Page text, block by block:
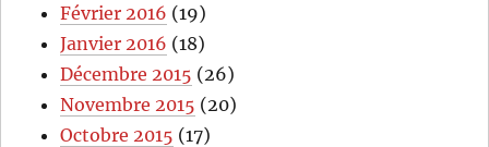
Février 2016 (19)
Janvier 2016 (18)
Décembre 2015 (26)
Novembre 2015 (20)
Octobre 2015 (17)